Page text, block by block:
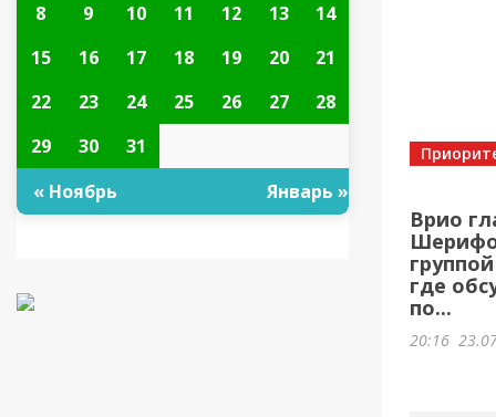
8
9 10 11 12 13
14
15
16 17 18 19 20
21
22
23 24 25 26 27
28
29
30
31
« Ноябрь
Январь »
Врио
где
по...
20:16